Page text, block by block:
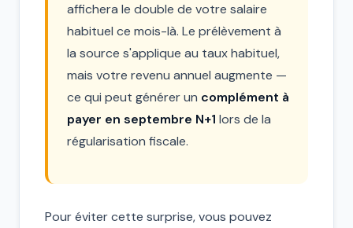
affichera le double de votre salaire
habituel ce mois-là. Le prélèvement à
la source s'applique au taux habituel,
mais votre revenu annuel augmente —
ce qui peut générer un complément à
payer en septembre N+1 lors de la
régularisation fiscale.
Pour éviter cette surprise, vous pouvez